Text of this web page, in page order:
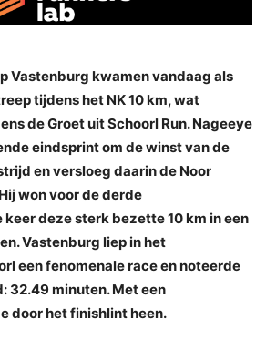
Vastenburg kwamen vandaag als
tijdens het NK 10 km, wat
de Groet uit Schoorl Run. Nageeye
eindsprint om de winst van de
en versloeg daarin de Noor
won voor de derde
deze sterk bezette 10 km in een
Vastenburg liep in het
een fenomenale race en noteerde
32.49 minuten. Met een
door het finishlint heen.